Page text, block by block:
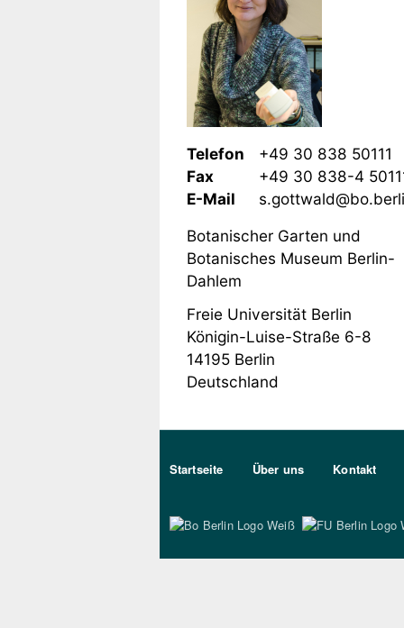
Telefon
+49 30 838 50111
Fax
+49 30 838-4
E-Mail
Botanischer Garten und
Botanisches Museum Berlin-
Dahlem
Freie Universität Berlin
Königin-Luise-Straße 6-8
14195 Berlin
Deutschland
Sekundärmenu DE
Startseite Über uns Kontakt
Bo Berlin Logo